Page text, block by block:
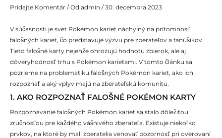
Pridajte Komentár / Od admin / 30. decembra 2023
V súčasnosti je svet Pokémon kariet náchylný na prítomnosť
falošných kariet, čo predstavuje výzvu pre zberateľov a fanúšikov.
Tieto falošné karty nejenže ohrozujú hodnotu zbierok, ale aj
dôveryhodnosť trhu s Pokémon karietami. V tomto článku sa
pozrieme na problematiku falošných Pokémon kariet, ako ich
rozpoznať a aký vplyv majú na zberateľskú komunitu.
1. AKO ROZPOZNAŤ FALOŠNÉ POKÉMON KARTY
Rozpoznávanie falošných Pokémon kariet sa stalo dôležitou
zručnosťou pre každého vášnivého zberateľa. Existuje niekoľko
prvkov, na ktoré by mali zberatelia venovať pozornosť pri overovaní